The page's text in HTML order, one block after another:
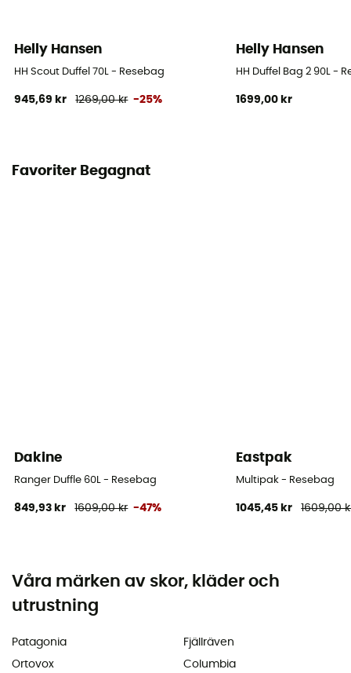
Helly Hansen
HH Scout Duffel 70L - Resebag
945,69 kr 1269,00 kr -25%
Helly Hansen
HH Duffel Bag 2 90L -
1699,00 kr
Favoriter Begagnat
Dakine
Ranger Duffle 60L - Resebag
849,93 kr 1609,00 kr -47%
Eastpak
Multipak - Resebag
1045,45 kr 1609,00
Våra märken av skor, kläder och
utrustning
Patagonia
Ortovox
Fjällräven
Columbia